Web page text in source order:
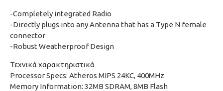
-Completely integrated Radio
-Directly plugs into any Antenna that has a Type N female
connector
-Robust Weatherproof Design
Τεχνικά χαρακτηριστικά
Processor Specs: Atheros MIPS 24KC, 400MHz
Memory Information: 32MB SDRAM, 8MB Flash